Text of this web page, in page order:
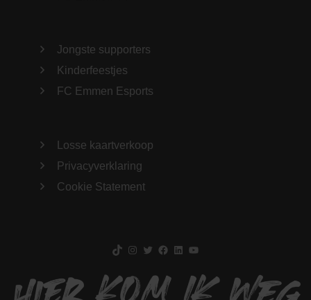
Jongste supporters
Kinderfeestjes
FC Emmen Esports
Losse kaartverkoop
Privacyverklaring
Cookie Statement